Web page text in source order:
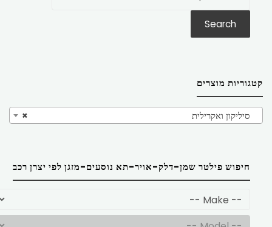
Search
קטגוריות מוצרים
× סיליקון ואקרילית
חיפוש פילטר שמן-דלק-אויר-תא נוסעים-מזגן לפי יצרן רכב